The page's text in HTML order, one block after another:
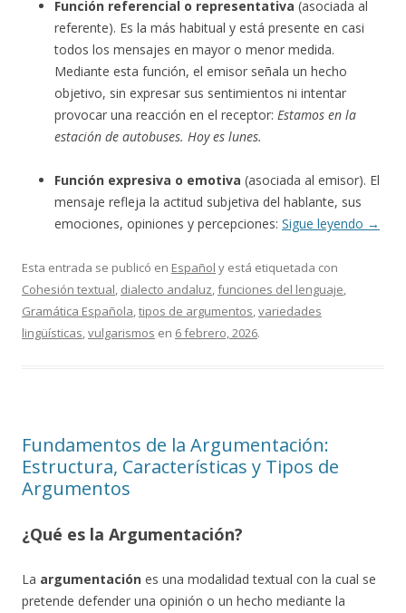
Función referencial o representativa (asociada al
referente). Es la más habitual y está presente en casi
todos los mensajes en mayor o menor medida.
Mediante esta función, el emisor señala un hecho
objetivo, sin expresar sus sentimientos ni intentar
provocar una reacción en el receptor: Estamos en la
estación de autobuses. Hoy es lunes.
Función expresiva o emotiva (asociada al emisor). El
mensaje refleja la actitud subjetiva del hablante, sus
emociones, opiniones y percepciones: Sigue leyendo →
Esta entrada se publicó en Español y está etiquetada con
Cohesión textual, dialecto andaluz,funciones del lenguaje,
Gramática Española,tipos de argumentos,variedades
lingüísticas,vulgarismos en 6 febrero, 2026.
Fundamentos de la Argumentación:
Estructura, Características y Tipos de
Argumentos
¿Qué es la Argumentación?
La argumentación es una modalidad textual con la cual se
pretende defender una opinión o un hecho mediante la